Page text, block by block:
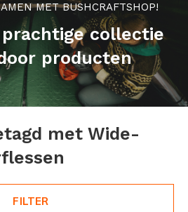
MET BUSHCRAFTSHOP!
collectie
producten
met Wide-
FILTER